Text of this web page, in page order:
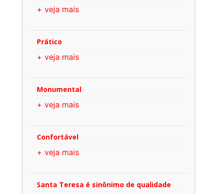
+ veja mais
Prático
+ veja mais
Monumental
+ veja mais
Confortável
+ veja mais
Santa Teresa é sinônimo de qualidade